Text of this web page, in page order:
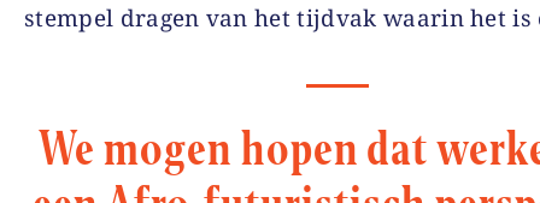
stempel dragen van het tijdvak waarin het is
We mogen hopen dat